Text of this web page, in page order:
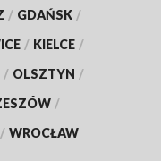
/ GDAŃSK /
/ KIELCE /
/ OLSZTYN /
/
/ WROCŁAW